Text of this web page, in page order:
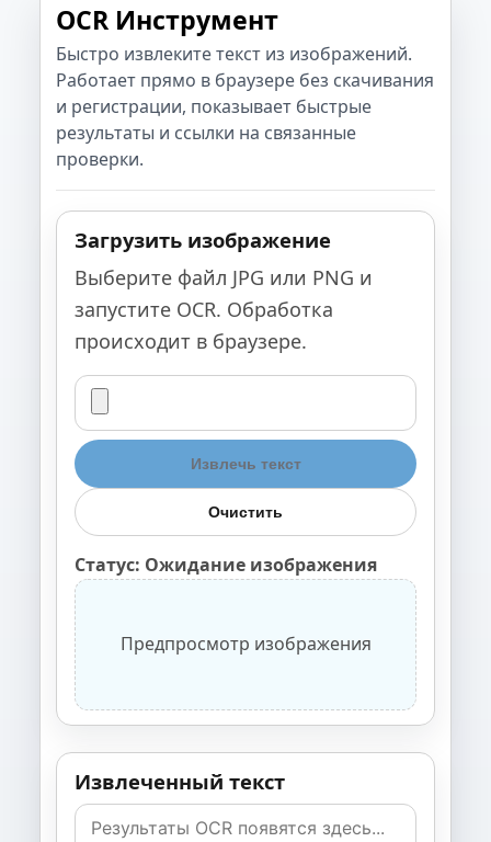
OCR Инструмент
Быстро извлеките текст из изображений.
Работает прямо в браузере без скачивания
и регистрации, показывает быстрые
результаты и ссылки на связанные
проверки.
Загрузить изображение
Выберите файл JPG или PNG и
запустите OCR. Обработка
происходит в браузере.
Извлечь текст
Очистить
Статус: Ожидание изображения
Предпросмотр изображения
Извлеченный текст